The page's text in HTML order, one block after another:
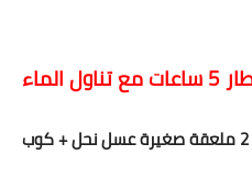
(يجب الصيام بعد وجبة الفطار 5 ساعات مع تناول الماء
+ 2 ملعقة صغيرة عسل نحل + كوب